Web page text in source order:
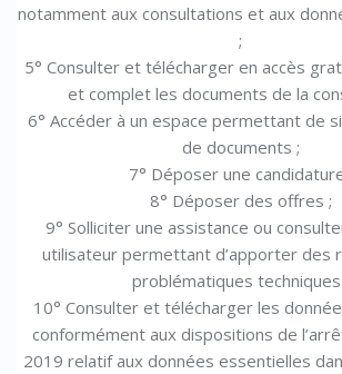
notamment aux consultations et aux
;
5° Consulter et télécharger en accès
et complet les documents de la
6° Accéder à un espace permettant de
de documents ;
7° Déposer une
8° Déposer des offres ;
9° Solliciter une assistance ou
utilisateur permettant d’apporter des
problématiques techniques
10° Consulter et télécharger les
conformément aux dispositions de
2019 relatif aux données essentielles